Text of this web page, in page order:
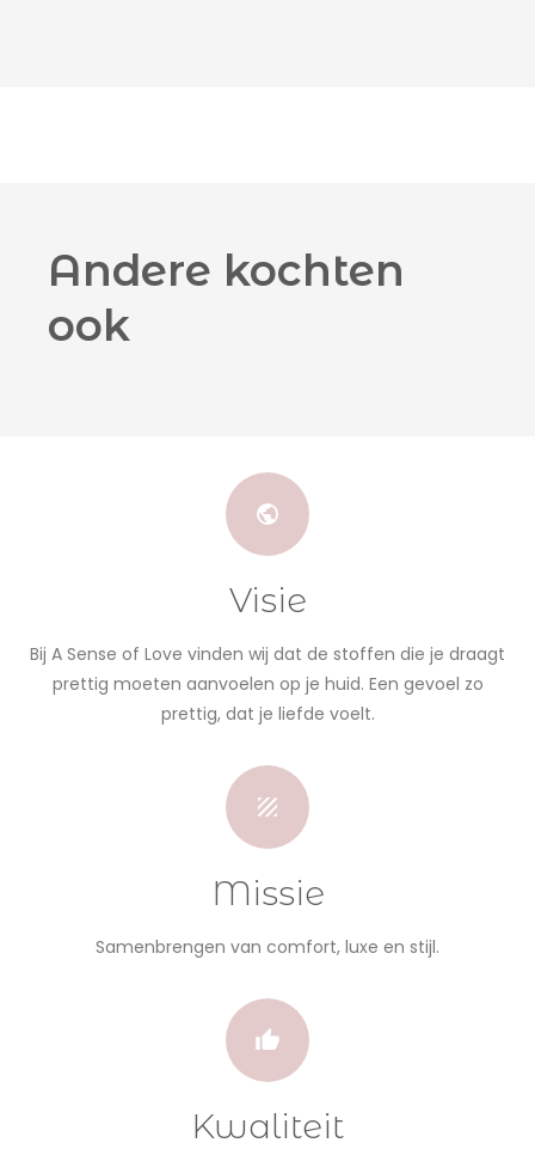
Andere kochten
ook
Visie
Bij A Sense of Love vinden wij dat de stoffen die je draagt
prettig moeten aanvoelen op je huid. Een gevoel zo
prettig, dat je liefde voelt.
Missie
Samenbrengen van comfort, luxe en stijl.
Kwaliteit